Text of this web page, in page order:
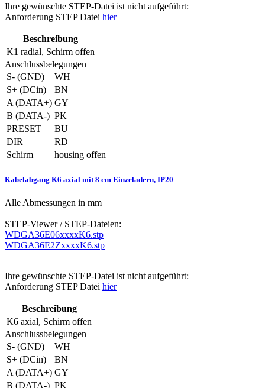
Ihre gewünschte STEP-Datei ist nicht aufgeführt:
Anforderung STEP Datei hier
Beschreibung
K1 radial, Schirm offen
Anschlussbelegungen
S- (GND)
WH
S+ (DCin)
BN
A (DATA+) GY
B (DATA-) PK
PRESET
BU
DIR
RD
Schirm
housing offen
Kabelabgang K6 axial mit 8 cm Einzeladern, IP20
Alle Abmessungen in mm
STEP-Viewer / STEP-Dateien:
WDGA36E06xxxxK6.stp
WDGA36E2ZxxxxK6.stp
Ihre gewünschte STEP-Datei ist nicht aufgeführt:
Anforderung STEP Datei hier
Beschreibung
K6 axial, Schirm offen
Anschlussbelegungen
S- (GND)
WH
S+ (DCin)
BN
A (DATA+) GY
B (DATA-) PK